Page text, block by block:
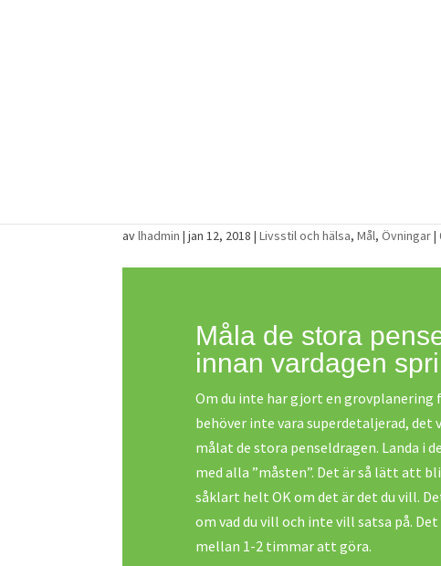
Våren 2018: Hög tid att
avlhadmin |jan 12, 2018 |Livsstil och hälsa,Mål,Övningar|
Måla de stora
innan vardagen
Om du inte har gjort en grovplanering
behöver inte vara superdetaljerad,
målat de stora penseldragen. Landa i
med alla ”måsten”. Det är så lätt att
såklart helt OK om det är det du vill.
om vad du vill och inte vill satsa på.
mellan 1-2 timmar att göra.